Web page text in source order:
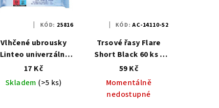
Vlhčené ubrousky
Linteo univerzální
15ks
17 Kč
Skladem (>5 ks)
KÓD: 25816
Trsové řasy Flare
Short Black 60 ks -
AC
59 Kč
Momentálně
nedostupné
KÓD:AC-14110-S2